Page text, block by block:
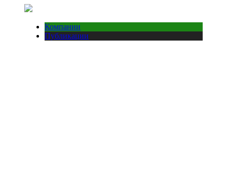
Компании
Публикации